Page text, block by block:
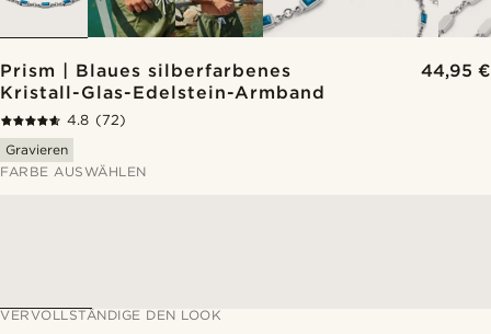
Prism | Blaues silberfarbenes
Kristall-Glas-Edelstein-Armband
44,95 €
4.8 (72)
Gravieren
FARBE AUSWÄHLEN
VERVOLLSTÄNDIGE DEN LOOK